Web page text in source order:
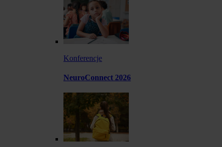
Konferencje
NeuroConnect 2026